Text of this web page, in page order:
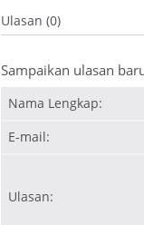
Ulasan (0)
Sampaikan ulasan
Nama Lengkap:
E-mail:
Ulasan: